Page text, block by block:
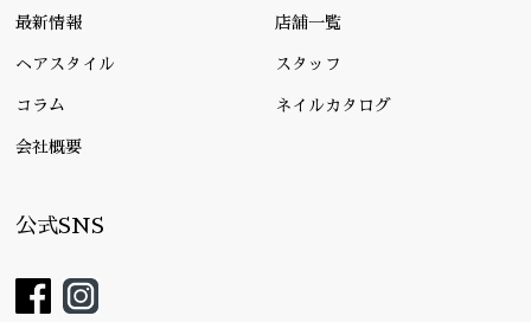
最新情報 店舗一覧
ヘアスタイル スタッフ
コラム ネイルカタログ
会社概要
公式SNS